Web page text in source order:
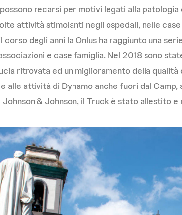
recarsi per motivi legati alla
attività stimolanti negli ospedali, nelle
corso degli anni la Onlus ha raggiunto una
e case famiglia. Nel 2018 sono
ritrovata ed un miglioramento della
alle attività di Dynamo anche fuori dal
& Johnson, il Truck è stato allestito e